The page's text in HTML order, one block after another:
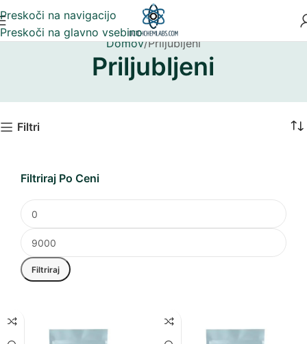
Preskoči na navigacijo
Preskoči na glavno vsebino
Domov Priljubljeni
Priljubljeni
Filtri
Filtriraj Po Ceni
Filtriraj